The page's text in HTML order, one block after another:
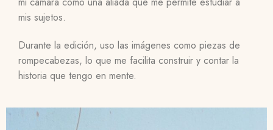
mis sujetos.
Durante la edición, uso las imágenes como piezas de
rompecabezas, lo que me facilita construir y contar la
historia que tengo en mente.